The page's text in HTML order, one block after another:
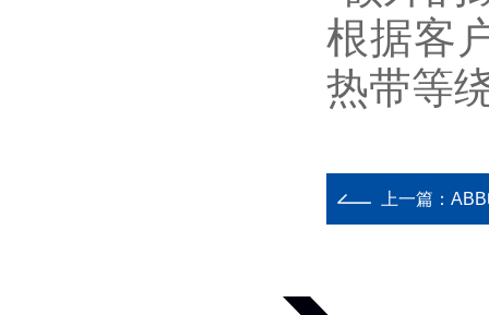
根据客
热带等
上一篇：